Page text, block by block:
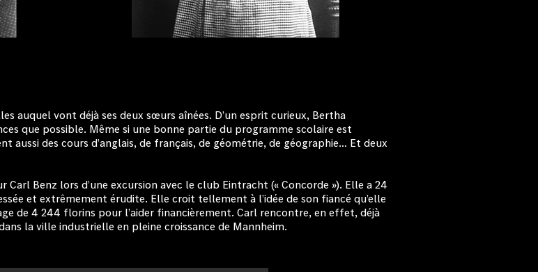
auquel vont déjà ses deux sœurs aînées. D’un esprit curieux, Bertha
que possible. Même si une bonne partie du programme scolaire est
aussi des cours d’anglais, de français, de géométrie, de géographie… Et deux
Carl Benz lors d’une excursion avec le club Eintracht (« Concorde »). Elle a 24
et extrêmement érudite. Elle croit tellement à l’idée de son fiancé qu’elle
de 4 244 florins pour l’aider financièrement. Carl rencontre, en effet, déjà
la ville industrielle en pleine croissance de Mannheim.